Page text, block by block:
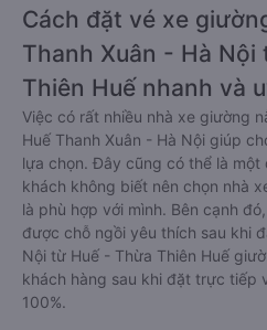
Cách đặt vé xe
Thanh Xuân - Hà
Thiên Huế nhanh và
Việc có rất nhiều nhà xe giường
Huế Thanh Xuân - Hà Nội giúp
lựa chọn. Đây cũng có thể là một
khách không biết nên chọn nhà
là phù hợp với mình. Bên cạnh
được chỗ ngồi yêu thích sau khi
Nội từ Huế - Thừa Thiên Huế
khách hàng sau khi đặt trực tiếp
100%.